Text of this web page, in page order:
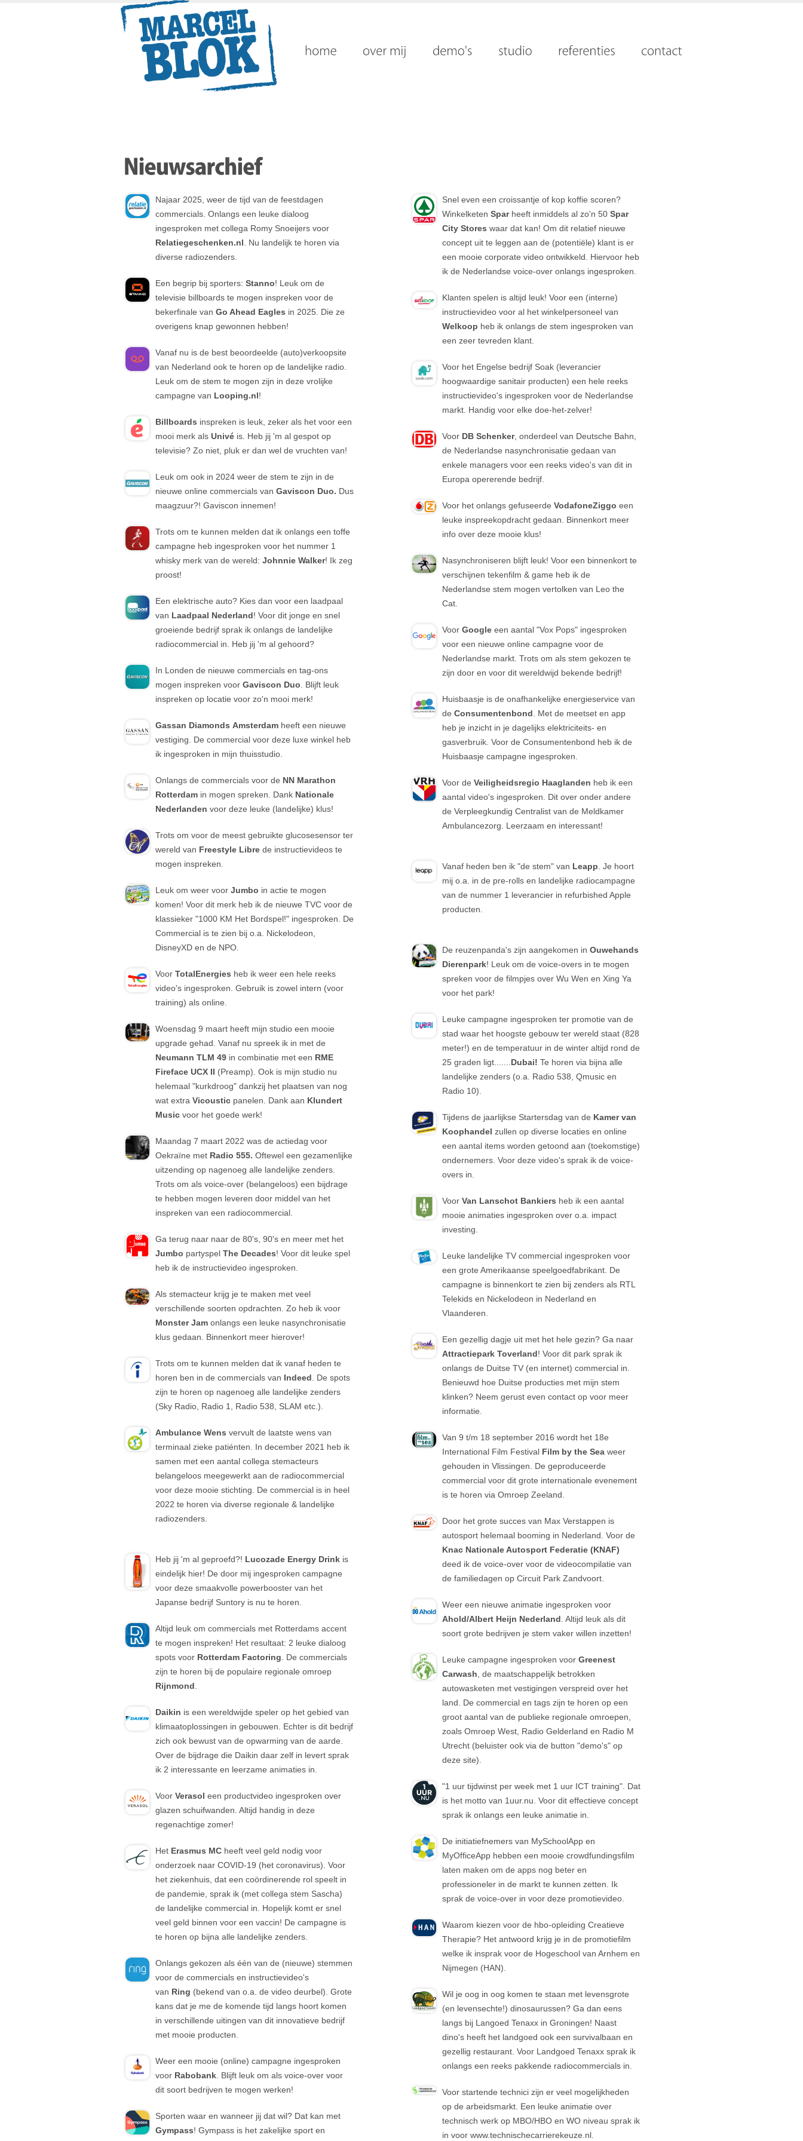
Najaar 2025, weer de tijd van de feestdagen
commercials. Onlangs een leuke dialoog
ingesproken met collega Romy Snoeijers voor
Relatiegeschenken.nl . Nu landelijk te horen via
diverse radiozenders.
Een begrip bij sporters: Stanno! Leuk om de
televisie billboards te mogen inspreken voor de
bekerfinale van Go Ahead Eagles in 2025. Die ze
overigens knap gewonnen hebben!
Vanaf nu is de best beoordeelde (auto)verkoopsite
van Nederland ook te horen op de landelijke radio.
Leuk om de stem te mogen zijn in deze vrolijke
campagne van Looping.nl!
Billboards inspreken is leuk, zeker als het voor een
mooi merk als Univé is. Heb jij 'm al gespot op
televisie? Zo niet, pluk er dan wel de vruchten van!
Leuk om ook in 2024 weer de stem te zijn in de
nieuwe online commercials van Gaviscon Duo. Dus
maagzuur?! Gaviscon innemen!
Trots om te kunnen melden dat ik onlangs een toffe
campagne heb ingesproken voor het nummer 1
whisky merk van de wereld: Johnnie Walker! Ik zeg
proost!
Een elektrische auto? Kies dan voor een laadpaal
van Laadpaal Nederland! Voor dit jonge en snel
groeiende bedrijf sprak ik onlangs de landelijke
radiocommercial in. Heb jij 'm al gehoord?
In Londen de nieuwe commercials en tag-ons
mogen inspreken voor Gaviscon Duo . Blijft leuk
inspreken op locatie voor zo'n mooi merk!
Gassan Diamonds Amsterdam heeft een nieuwe
vestiging. De commercial voor deze luxe winkel heb
ik ingesproken in mijn thuisstudio.
Onlangs de commercials voor de NN Marathon
Rotterdam in mogen spreken. Dank Nationale
Nederlanden voor deze leuke (landelijke) klus!
Trots om voor de meest gebruikte glucosesensor ter
wereld van Freestyle Libre de instructievideos te
mogen inspreken.
Leuk om weer voor Jumbo in actie te mogen
komen! Voor dit merk heb ik de nieuwe TVC voor de
klassieker "1000 KM Het Bordspel!" ingesproken. De
Commercial is te zien bij o.a. Nickelodeon,
DisneyXD en de NPO.
Voor TotalEnergies heb ik weer een hele reeks
video's ingesproken. Gebruik is zowel intern (voor
training) als online.
Woensdag 9 maart heeft mijn studio een mooie
upgrade gehad. Vanaf nu spreek ik in met de
Neumann TLM 49 in combinatie met een RME
Fireface UCX II (Preamp). Ook is mijn studio nu
helemaal "kurkdroog" dankzij het plaatsen van nog
wat extra Vicoustic panelen. Dank aan Klundert
Music voor het goede werk!
Maandag 7 maart 2022 was de actiedag voor
Oekraïne met Radio 555. Oftewel een gezamenlijke
uitzending op nagenoeg alle landelijke zenders.
Trots om als voice-over (belangeloos) een bijdrage
te hebben mogen leveren door middel van het
inspreken van een radiocommercial.
Ga terug naar naar de 80's, 90's en meer met het
Jumbo partyspel The Decades! Voor dit leuke spel
heb ik de instructievideo ingesproken.
Als stemacteur krijg je te maken met veel
verschillende soorten opdrachten. Zo heb ik voor
Monster Jam onlangs een leuke nasynchronisatie
klus gedaan. Binnenkort meer hierover!
Trots om te kunnen melden dat ik vanaf heden te
horen ben in de commercials van Indeed . De spots
zijn te horen op nagenoeg alle landelijke zenders
(Sky Radio, Radio 1, Radio 538, SLAM etc.).
Ambulance Wens vervult de laatste wens van
terminaal zieke patiénten. In december 2021 heb ik
samen met een aantal collega stemacteurs
belangeloos meegewerkt aan de radiocommercial
voor deze mooie stichting. De commercial is in heel
2022 te horen via diverse regionale & landelijke
radiozenders.
Heb jij 'm al geproefd?! Lucozade Energy Drink is
eindelijk hier! De door mij ingesproken campagne
voor deze smaakvolle powerbooster van het
Japanse bedrijf Suntory is nu te horen.
Altijd leuk om commercials met Rotterdams accent
te mogen inspreken! Het resultaat: 2 leuke dialoog
spots voor Rotterdam Factoring . De commercials
zijn te horen bij de populaire regionale omroep
Rijnmond
Daikin is een wereldwijde speler op het gebied van
klimaatoplossingen in gebouwen. Echter is dit bedrijf
zich ook bewust van de opwarming van de aarde.
Over de bijdrage die Daikin daar zelf in levert sprak
ik 2 interessante en leerzame animaties in.
Voor Verasol een productvideo ingesproken over
glazen schuifwanden. Altijd handig in deze
regenachtige zomer!
Het Erasmus MC heeft veel geld nodig voor
onderzoek naar COVID-19 (het coronavirus). Voor
het ziekenhuis, dat een coördinerende rol speelt in
de pandemie, sprak ik (met collega stem Sascha)
de landelijke commercial in. Hopelijk komt er snel
veel geld binnen voor een vaccin! De campagne is
te horen op bijna alle landelijke zenders.
Onlangs gekozen als één van de (nieuwe) stemmen
voor de commercials en instructievideo's
van Ring (bekend van o.a. de video deurbel). Grote
kans dat je me de komende tijd langs hoort komen
in verschillende uitingen van dit innovatieve bedrijf
met mooie producten.
Weer een mooie (online) campagne ingesproken
voor Rabobank . Blijft leuk om als voice-over voor
dit soort bedrijven te mogen werken!
Sporten waar en wanneer jij dat wil? Dat kan met
Gympass! Gympass is het zakelijke sport en
Snel even een croissantje of kop koffie scoren?
Winkelketen Sparheeft inmiddels al zo'n 50 Spar
City Stores waar dat kan! Om dit relatief nieuwe
concept uit te leggen aan de (potentiële) klant is er
een mooie corporate video ontwikkeld. Hiervoor heb
ik de Nederlandse voice-over onlangs ingesproken.
Klanten spelen is altijd leuk! Voor een (interne)
instructievideo voor al het winkelpersoneel van
Welkoop heb ik onlangs de stem ingesproken van
een zeer tevreden klant.
Voor het Engelse bedrijf Soak (leverancier
hoogwaardige sanitair producten) een hele reeks
instructievideo's ingesproken voor de Nederlandse
markt. Handig voor elke doe-het-zelver!
Voor DB Schenker, onderdeel van Deutsche Bahn,
de Nederlandse nasynchronisatie gedaan van
enkele managers voor een reeks video's van dit in
Europa opererende bedrijf.
Voor het onlangs gefuseerde VodafoneZiggo een
leuke inspreekopdracht gedaan. Binnenkort meer
info over deze mooie klus!
Nasynchroniseren blijft leuk! Voor een binnenkort te
verschijnen tekenfilm & game heb ik de
Nederlandse stem mogen vertolken van Leo the
Cat.
Voor Google een aantal "Vox Pops" ingesproken
voor een nieuwe online campagne voor de
Nederlandse markt. Trots om als stem gekozen te
zijn door en voor dit wereldwijd bekende bedrijf!
Huisbaasje is de onafhankelijke energieservice van
de Consumentenbond . Met de meetset en app
heb je inzicht in je dagelijks elektriciteits- en
gasverbruik. Voor de Consumentenbond heb ik de
Huisbaasje campagne ingesproken.
Voor de Veiligheidsregio Haaglanden heb ik een
aantal video's ingesproken. Dit over onder andere
de Verpleegkundig Centralist van de Meldkamer
Ambulancezorg. Leerzaam en interessant!
Vanaf heden ben ik "de stem" van Leapp . Je hoort
mij o.a. in de pre-rolls en landelijke radiocampagne
van de nummer 1 leverancier in refurbished Apple
producten.
De reuzenpanda's zijn aangekomen in Ouwehands
Dierenpark! Leuk om de voice-overs in te mogen
spreken voor de filmpjes over Wu Wen en Xing Ya
voor het park!
Leuke campagne ingesproken ter promotie van de
stad waar het hoogste gebouw ter wereld staat (828
meter!) en de temperatuur in de winter altijd rond de
25 graden ligt....... Dubai! Te horen via bijna alle
landelijke zenders (o.a. Radio 538, Qmusic en
Radio 10).
Tijdens de jaarlijkse Startersdag van de Kamer van
Koophandel zullen op diverse locaties en online
een aantal items worden getoond aan (toekomstige)
ondernemers. Voor deze video's sprak ik de voice-
overs in.
Voor Van Lanschot Bankiers heb ik een aantal
mooie animaties ingesproken over o.a. impact
investing.
Leuke landelijke TV commercial ingesproken voor
een grote Amerikaanse speelgoedfabrikant. De
campagne is binnenkort te zien bij zenders als RTL
Telekids en Nickelodeon in Nederland en
Vlaanderen.
Een gezellig dagje uit met het hele gezin? Ga naar
Attractiepark Toverland! Voor dit park sprak ik
onlangs de Duitse TV (en internet) commercial in.
Benieuwd hoe Duitse producties met mijn stem
klinken? Neem gerust even contact op voor meer
informatie.
Van 9 t/m 18 september 2016 wordt het 18e
International Film Festival Film by the Sea weer
gehouden in Vlissingen. De geproduceerde
commercial voor dit grote internationale evenement
is te horen via Omroep Zeeland.
Door het grote succes van Max Verstappen is
autosport helemaal booming in Nederland. Voor de
Knac Nationale Autosport Federatie (KNAF)
deed ik de voice-over voor de videocompilatie van
de familiedagen op Circuit Park Zandvoort.
Weer een nieuwe animatie ingesproken voor
Ahold/Albert Heijn Nederland . Altijd leuk als dit
soort grote bedrijven je stem vaker willen inzetten!
Leuke campagne ingesproken voor Greenest
Carwash , de maatschappelijk betrokken
autowasketen met vestigingen verspreid over het
land. De commercial en tags zijn te horen op een
groot aantal van de publieke regionale omroepen,
zoals Omroep West, Radio Gelderland en Radio M
Utrecht (beluister ook via de button "demo's" op
deze site).
"1 uur tijdwinst per week met 1 uur ICT training". Dat
is het motto van 1uur.nu. Voor dit effectieve concept
sprak ik onlangs een leuke animatie in.
De initiatiefnemers van MySchoolApp en
MyOfficeApp hebben een mooie crowdfundingsfilm
laten maken om de apps nog beter en
professioneler in de markt te kunnen zetten. Ik
sprak de voice-over in voor deze promotievideo.
Waarom kiezen voor de hbo-opleiding Creatieve
Therapie? Het antwoord krijg je in de promotiefilm
welke ik insprak voor de Hogeschool van Arnhem en
Nijmegen (HAN).
Wil je oog in oog komen te staan met levensgrote
(en levensechte!) dinosaurussen? Ga dan eens
langs bij Langoed Tenaxx in Groningen! Naast
dino's heeft het landgoed ook een survivalbaan en
gezellig restaurant. Voor Landgoed Tenaxx sprak ik
onlangs een reeks pakkende radiocommercials in.
Voor startende technici zijn er veel mogelijkheden
op de arbeidsmarkt. Een leuke animatie over
technisch werk op MBO/HBO en WO niveau sprak ik
in voor www.technischecarrierekeuze.nl.